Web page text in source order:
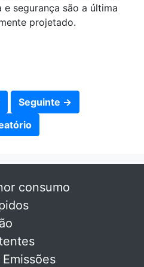
segurança são a última
projetado.
Seguinte →
consumo